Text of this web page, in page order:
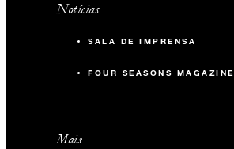
Notícias
SALA DE IMPRENSA
FOUR SEASONS MAGAZINE
Mais